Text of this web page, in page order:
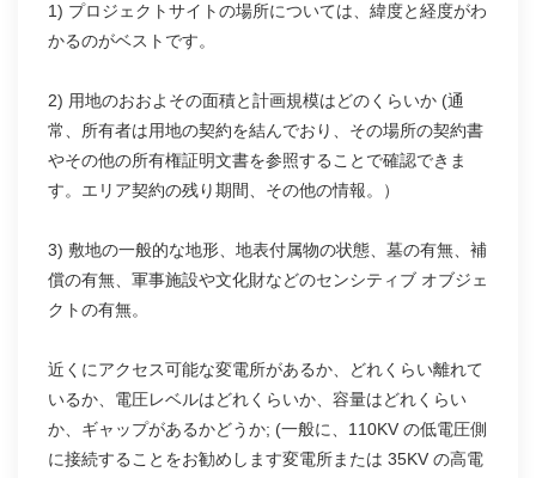
1) プロジェクトサイトの場所については、緯度と経度がわ
かるのがベストです。
2) 用地のおおよその面積と計画規模はどのくらいか (通
常、所有者は用地の契約を結んでおり、その場所の契約書
やその他の所有権証明文書を参照することで確認できま
す。エリア契約の残り期間、その他の情報。）
3) 敷地の一般的な地形、地表付属物の状態、墓の有無、補
償の有無、軍事施設や文化財などのセンシティブ オブジェ
クトの有無。
近くにアクセス可能な変電所があるか、どれくらい離れて
いるか、電圧レベルはどれくらいか、容量はどれくらい
か、ギャップがあるかどうか; (一般に、110KV の低電圧側
に接続することをお勧めします変電所または 35KV の高電